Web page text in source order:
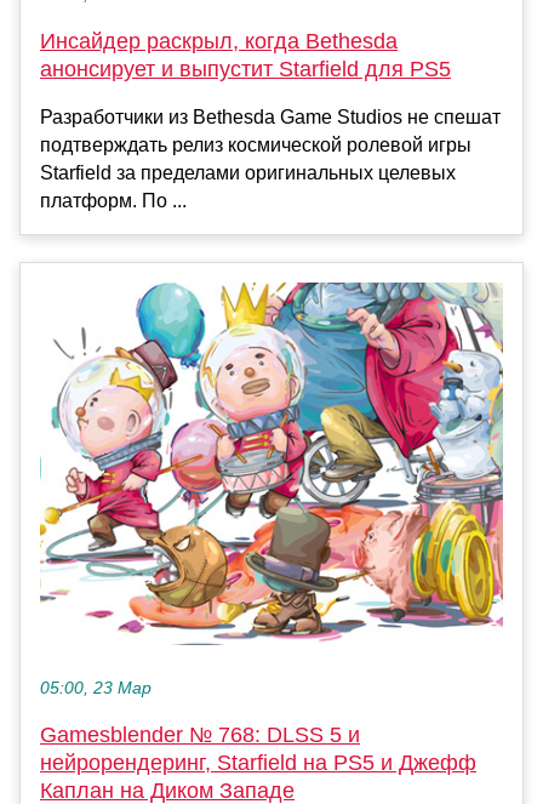
Инсайдер раскрыл, когда Bethesda
анонсирует и выпустит Starfield для PS5
Разработчики из Bethesda Game Studios не спешат
подтверждать релиз космической ролевой игры
Starfield за пределами оригинальных целевых
платформ. По ...
05:00, 23 Мар
Gamesblender № 768: DLSS 5 и
нейрорендеринг, Starfield на PS5 и Джефф
Каплан на Диком Западе